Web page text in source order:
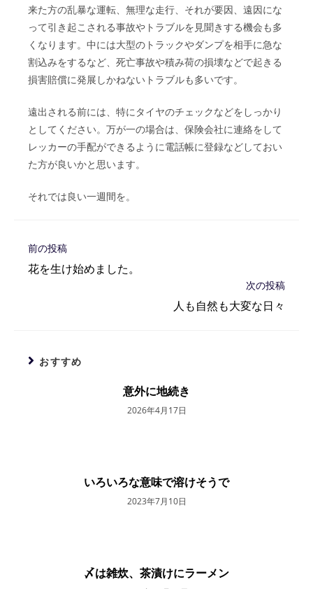
来た方の乱暴な運転、無理な走行、それが要因、遠因にな
って引き起こされる事故やトラブルを見聞きする機会も多
くなります。中には大型のトラックやダンプを相手に急な
割込みをするなど、死亡事故や積み荷の損壊などで起きる
損害賠償に発展しかねないトラブルも多いです。
遠出される前には、特にタイヤのチェックなどをしっかり
としてください。万が一の場合は、保険会社に連絡をして
レッカーの手配ができるように電話帳に登録などしておい
た方が良いかと思います。
それでは良い一週間を。
そ
の
他
む
前の投稿
花を生け始めました。
次の投稿
人も自然も大変な日々
おすすめ
意外に地続き
2026年4月17日
いろいろな意味で溶けそうで
2023年7月10日
〆は雑炊、茶漬けにラーメン